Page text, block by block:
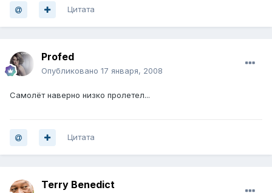
Цитата
Profed
Опубликовано 17 января, 2008
Самолёт наверно низко пролетел...
Цитата
Terry Benedict